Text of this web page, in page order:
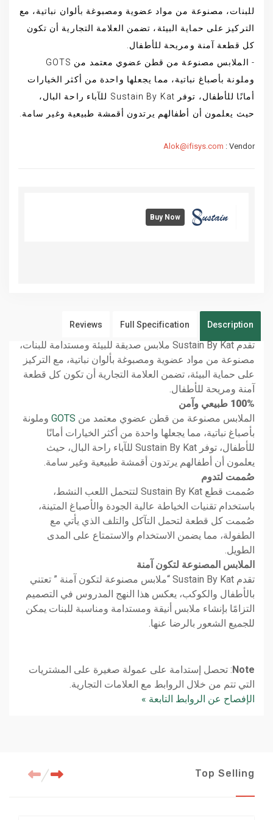
للبنات، مصنوعة من مواد عضوية ومصبوغة بألوان نباتية، مع
التركيز على حماية البيئة، تضمن العلامة التجارية أن تكون
كل قطعة آمنة ومريحة للأطفال.
- الملابس مصنوعة من قطن عضوي معتمد من GOTS
وملونة بأصباغ نباتية، مما يجعلها واحدة من أكثر الخيارات
أمانًا للأطفال، توفر Sustain By Kat للآباء راحة البال،
حيث يعلمون أن أطفالهم يرتدون أقمشة طبيعية وغير سامة.
Vendor :
Alok@ifisys.com
Buy Now
Description
Full Specification
Reviews
تقدم Sustain By Kat ملابس صديقة للبيئة ومستدامة للبنات،
مصنوعة من مواد عضوية ومصبوغة بألوان نباتية، مع التركيز
على حماية البيئة، تضمن العلامة التجارية أن تكون كل قطعة
آمنة ومريحة للأطفال.
100% طبيعي وآمن
الملابس مصنوعة من قطن عضوي معتمد من GOTS وملونة
بأصباغ نباتية، مما يجعلها واحدة من أكثر الخيارات أمانًا
للأطفال، توفر Sustain By Kat للآباء راحة البال، حيث
يعلمون أن أطفالهم يرتدون أقمشة طبيعية وغير سامة.
صُممت لتدوم
صُممت قطع Sustain By Kat لتتحمل اللعب النشط،
باستخدام تقنيات الخياطة عالية الجودة والأصباغ المتينة،
صُممت كل قطعة لتحمل التآكل والتلف الذي يأتي مع
الطفولة، مما يضمن الاستخدام والاستمتاع على المدى
الطويل.
الملابس المصنوعة لتكون آمنة
تقدم Sustain By Kat “ملابس مصنوعة لتكون آمنة ” تعتني
بالأطفال والكوكب، يعكس هذا النهج المدروس في التصميم
التزامًا بإنشاء ملابس أنيقة ومستدامة ومناسبة للبنات يمكن
للجميع الشعور بالرضا عنها.
Note : تحصل إستدامة على عمولة صغيرة على المشتريات
التي تتم من خلال الروابط مع العلامات التجارية.
الإفصاح عن الروابط التابعة »
Top Selling